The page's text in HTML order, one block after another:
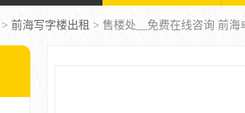
> 前海写字楼出租 > 售楼处__免费在线咨询 前